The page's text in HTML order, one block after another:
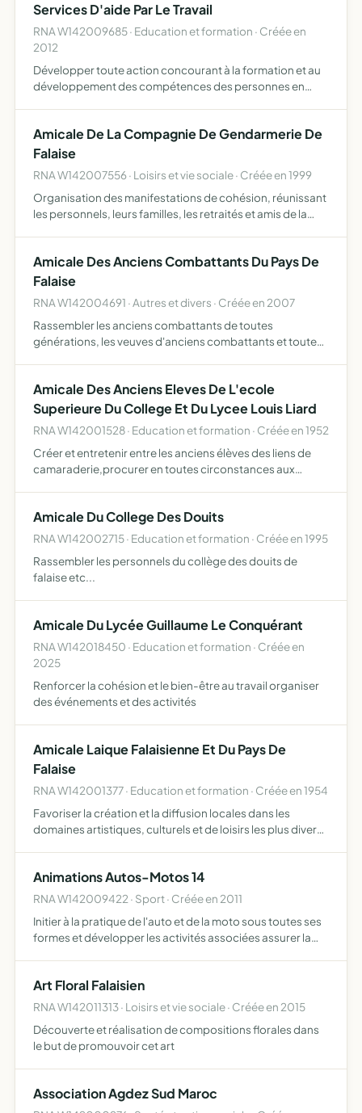
Services D'aide Par Le Travail
RNA W142009685 · Education et formation · Créée en
2012
Développer toute action concourant à la formation et au
développement des compétences des personnes en
Bas…
Amicale De La Compagnie De Gendarmerie De
Falaise
RNA W142007556 · Loisirs et vie sociale · Créée en 1999
Organisation des manifestations de cohésion, réunissant
les personnels, leurs familles, les retraités et amis de la
Amicale Des Anciens Combattants Du Pays De
Falaise
RNA W142004691 · Autres et divers · Créée en 2007
Rassembler les anciens combattants de toutes
générations, les veuves d'anciens combattants et toute
participer a…
Amicale Des Anciens Eleves De L'ecole
Superieure Du College Et Du Lycee Louis Liard
RNA W142001528 · Education et formation · Créée en 1952
Créer et entretenir entre les anciens élèves des liens de
camaraderie,procurer en toutes circonstances aux
Amicale Du College Des Douits
RNA W142002715 · Education et formation · Créée en 1995
Rassembler les personnels du collège des douits de
falaise etc...
Amicale Du Lycée Guillaume Le Conquérant
RNA W142018450 · Education et formation · Créée en
2025
Renforcer la cohésion et le bien-être au travail organiser
des événements et des activités
Amicale Laique Falaisienne Et Du Pays De
Falaise
RNA W142001377 · Education et formation · Créée en 1954
Favoriser la création et la diffusion locales dans les
domaines artistiques, culturels et de loisirs les plus divers.
Animations Autos-Motos 14
RNA W142009422 · Sport · Créée en 2011
Initier à la pratique de l'auto et de la moto sous toutes ses
formes et développer les activités associées assurer la
Art Floral Falaisien
RNA W142011313 · Loisirs et vie sociale · Créée en 2015
Découverte et réalisation de compositions florales dans
le but de promouvoir cet art
Association Agdez Sud Maroc